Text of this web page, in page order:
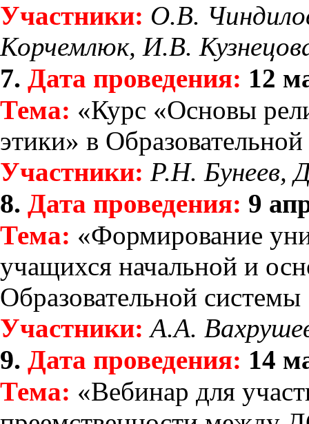
Участники: О.В.
Корчемлюк, И.В.
7. Дата проведения: 12
Тема: «Курс «Основы
этики» в
Участники: Р.Н. Бунеев,
8. Дата проведения: 9
Тема: «Формирование
учащихся начальной и
Образовательной
Участники:А.А.
9. Дата проведения: 14
Тема: «Вебинар для